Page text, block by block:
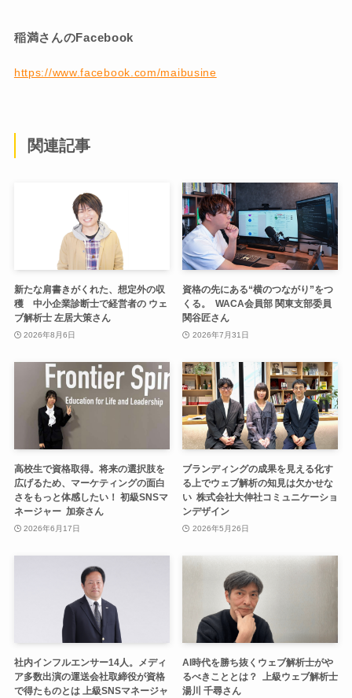
稲満さんのFacebook
https://www.facebook.com/maibusine
関連記事
新たな肩書きがくれた、想定外の収
穫 中小企業診断士で経営者の ウェ
ブ解析士 左居大策さん
2026年8月6日
資格の先にある“横のつながり”をつ
くる。 WACA会員部 関東支部委員
関谷匠さん
2026年7月31日
高校生で資格取得。将来の選択肢を
広げるため、マーケティングの面白
さをもっと体感したい！ 初級SNSマ
ネージャー 加奈さん
2026年6月17日
ブランディングの成果を見える化す
る上でウェブ解析の知見は欠かせな
い 株式会社大伸社コミュニケーショ
ンデザイン
2026年5月26日
社内インフルエンサー14人。メディ
ア多数出演の運送会社取締役が資格
で得たものとは 上級SNSマネージャ
AI時代を勝ち抜くウェブ解析士がや
るべきこととは？ 上級ウェブ解析士
湯川 千尋さん